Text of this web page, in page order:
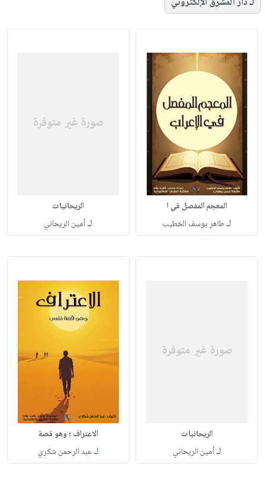
المعجم المفصل في ا
لـطاهر يوسف الخطيب
الريحانيات
لـأمين الريحاني
الريحانيات
لـأمين الريحاني
الاعتراف ؛ وهو قصة
لـعبد الرحمن شكري